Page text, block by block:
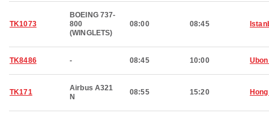
TK1073
BOEING 737-
800
(WINGLETS)
08:00 08:45
TK8486 - 08:45 10:00
TK171
Airbus A321
N
08:55 15:20